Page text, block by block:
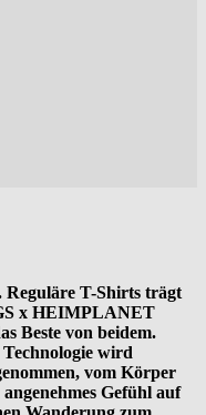
T-Shirts trägt
x HEIMPLANET
Beste von beidem.
wird
vom Körper
Gefühl auf